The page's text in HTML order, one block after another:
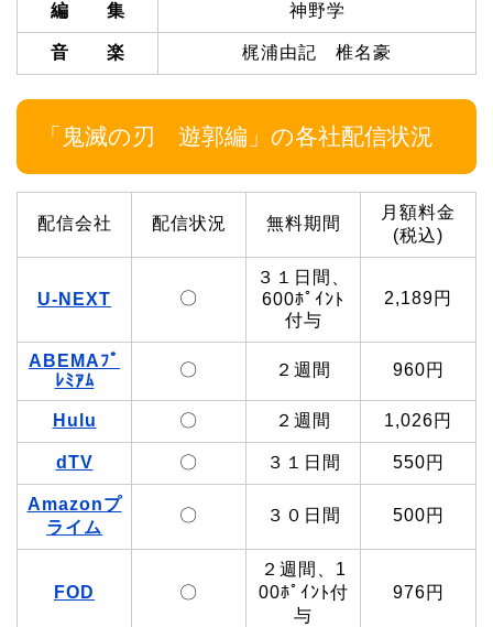
編 集 神野学
音 楽 梶浦由記 椎名豪
「鬼滅の刃 遊郭編」の各社配信状況
配信会社 配信状況 無料期間
月額料金
(税込)
U-NEXT 〇
３１日間、
600ﾎﾟｲﾝﾄ
付与
2,189円
ABEMAﾌﾟ
ﾚﾐｱﾑ
〇 ２週間 960円
Hulu 〇 ２週間 1,026円
dTV 〇 ３１日間 550円
Amazonプ
ライム
〇 ３０日間 500円
FOD 〇
２週間、1
00ﾎﾟｲﾝﾄ付
与
976円